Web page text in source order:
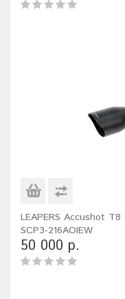
LEAPERS Accushot
SCP3-216AOIEW
50 000 р.